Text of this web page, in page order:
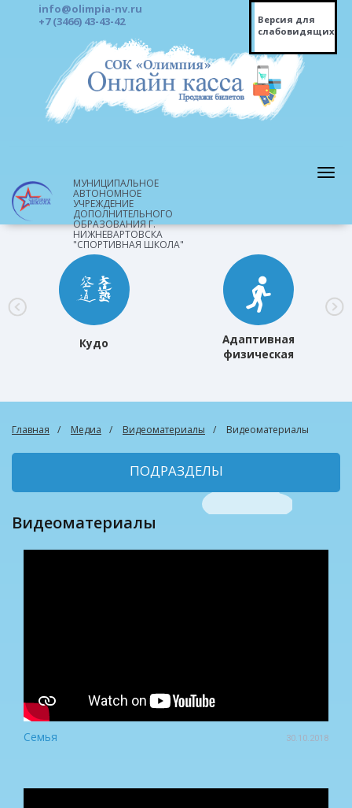
info@olimpia-nv.ru
+7 (3466) 43-43-42
Версия для
слабовидящих
МУНИЦИПАЛЬНОЕ
АВТОНОМНОЕ
УЧРЕЖДЕНИЕ
ДОПОЛНИТЕЛЬНОГО
ОБРАЗОВАНИЯ Г.
НИЖНЕВАРТОВСКА
"СПОРТИВНАЯ ШКОЛА"
Кудо
Адаптивная
физическая
Главная Медиа Видеоматериалы Видеоматериалы
ПОДРАЗДЕЛЫ
Видеоматериалы
Семья 30.10.2018